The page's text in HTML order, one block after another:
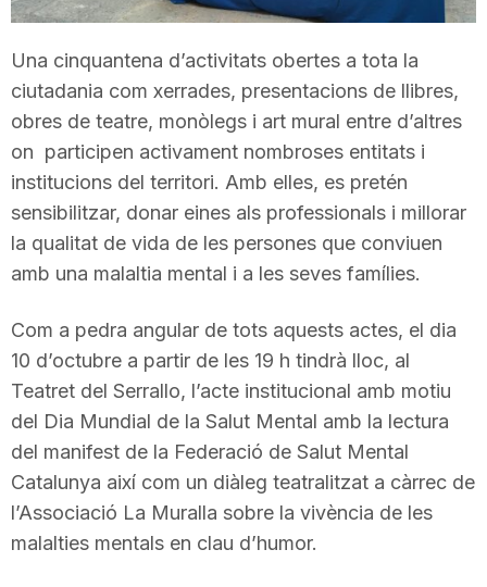
a
r
o
a
Una cinquantena d’activitats obertes a tota la
ciutadania com xerrades, presentacions de llibres,
obres de teatre, monòlegs i art mural entre d’altres
on participen activament nombroses entitats i
institucions del territori. Amb elles, es pretén
sensibilitzar, donar eines als professionals i millorar
la qualitat de vida de les persones que conviuen
amb una malaltia mental i a les seves famílies.
Com a pedra angular de tots aquests actes, el dia
10 d’octubre a partir de les 19 h tindrà lloc, al
Teatret del Serrallo, l’acte institucional amb motiu
del Dia Mundial de la Salut Mental amb la lectura
del manifest de la Federació de Salut Mental
Catalunya així com un diàleg teatralitzat a càrrec de
l’Associació La Muralla sobre la vivència de les
malalties mentals en clau d’humor.